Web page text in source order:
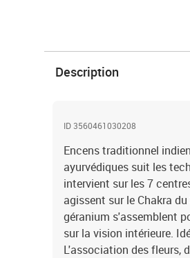
Description
ID 3560461030208
Encens traditionnel
ayurvédiques suit les
intervient sur les 7
agissent sur le Chakra
géranium s'assemblent
sur la vision intérieure.
L'association des fleurs,